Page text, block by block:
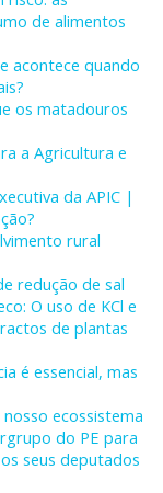
de alimentos
acontece quando
os matadouros
a Agricultura e
da APIC |
rural
redução de sal
O uso de KCl e
de plantas
é essencial, mas
ecossistema
do PE para
seus deputados